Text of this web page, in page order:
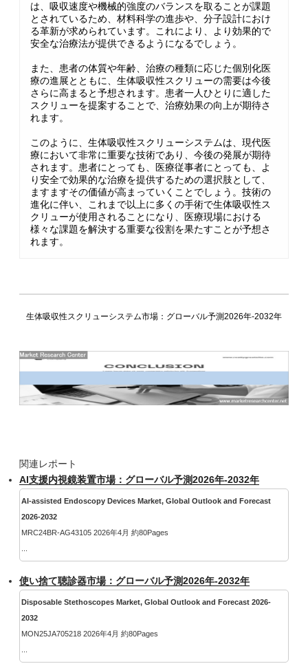
は、吸収速度や機械的強度のバランスを取ることが課題
とされているため、材料科学の進歩や、分子設計におけ
る革新が求められています。これにより、より効果的で
安全な治療法が提供できるようになるでしょう。
また、患者の体質や年齢、治療の種類に応じた個別化医
療の進展とともに、生体吸収性スクリューの需要は今後
さらに高まると予想されます。患者一人ひとりに適した
スクリューを提案することで、治療効果の向上が期待さ
れます。
このように、生体吸収性スクリューシステムは、現代医
療において非常に重要な技術であり、今後の発展が期待
されます。患者にとっても、医療従事者にとっても、よ
り安全で効果的な治療を提供するための選択肢として、
ますますその価値が高まっていくことでしょう。技術の
進化に伴い、これまで以上に多くの手術で生体吸収性ス
クリューが使用されることになり、医療現場における
様々な課題を解決する重要な役割を果たすことが予想さ
れます。
生体吸収性スクリューシステム市場：グローバル予測2026年-2032年
関連レポート
AI支援内視鏡装置市場：グローバル予測2026年-2032年
AI-assisted Endoscopy Devices Market, Global Outlook and Forecast
2026-2032
MRC24BR-AG43105 2026年4月 約80Pages
使い捨て聴診器市場：グローバル予測2026年-2032年
Disposable Stethoscopes Market, Global Outlook and Forecast 2026-
2032
MON25JA705218 2026年4月 約80Pages